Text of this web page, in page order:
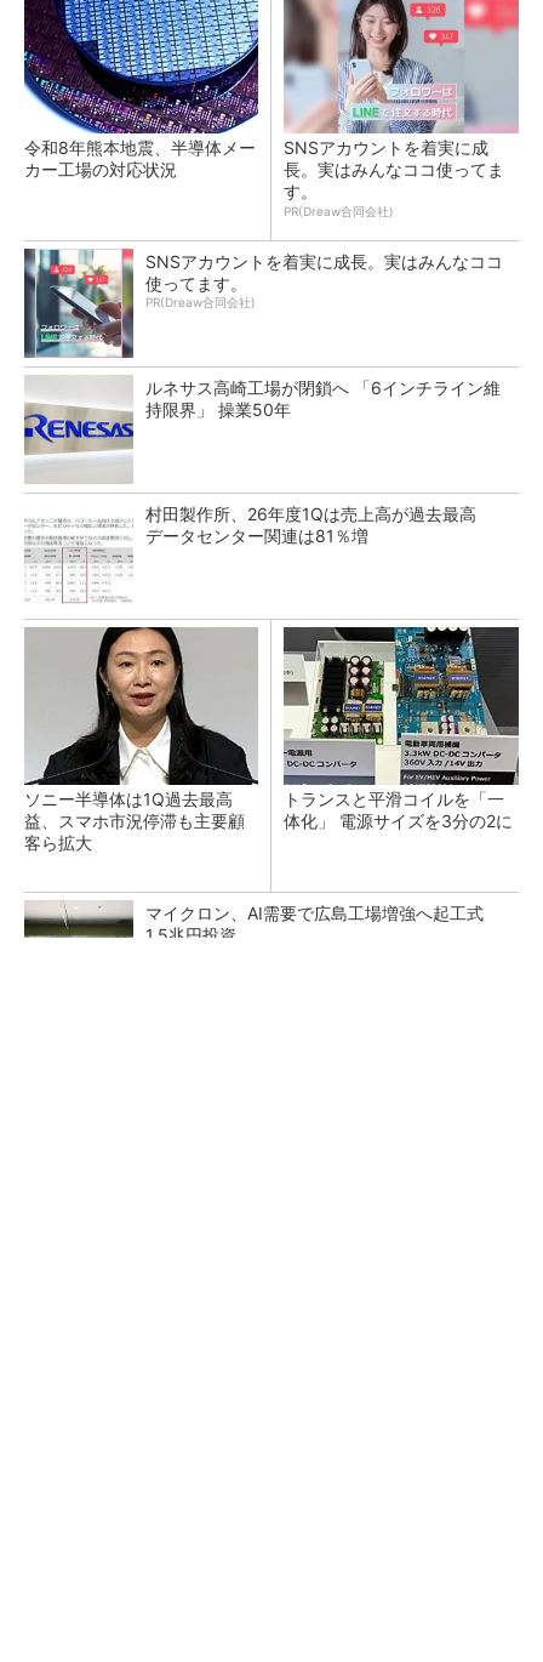
令和8年熊本地震、半導体メー
カー工場の対応状況
SNSアカウントを着実に成
長。実はみんなココ使ってま
す。
PR(Dreaw合同会社)
SNSアカウントを着実に成長。実はみんなココ
使ってます。
PR(Dreaw合同会社)
ルネサス高崎工場が閉鎖へ 「6インチライン維
持限界」 操業50年
村田製作所、26年度1Qは売上高が過去最高
データセンター関連は81％増
ソニー半導体は1Q過去最高
益、スマホ市況停滞も主要顧
客ら拡大
トランスと平滑コイルを「一
体化」 電源サイズを3分の2に
マイクロン、AI需要で広島工場増強へ起工式
1.5兆円投資